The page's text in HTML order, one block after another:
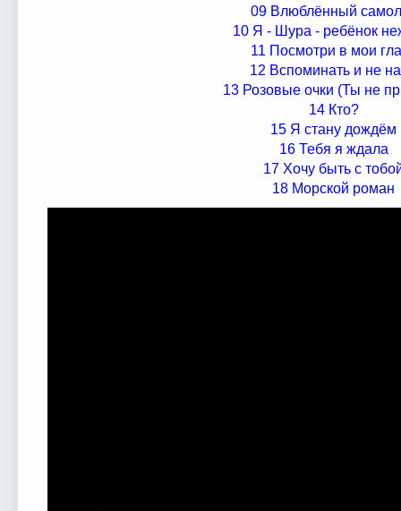
09 Влюблённый
10 Я - Шура - ребёнок
11 Посмотри в мои
12 Вспоминать и не
13 Розовые очки (Ты не
14 Кто?
15 Я стану дождём
16 Тебя я ждала
17 Хочу быть с
18 Морской роман